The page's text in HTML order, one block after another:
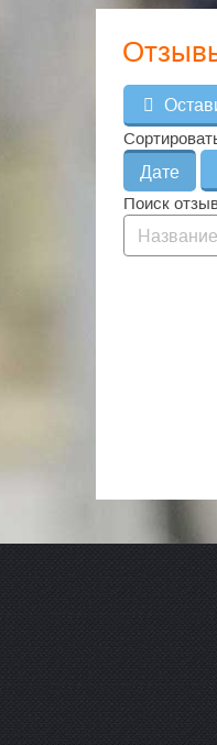
Дате
Поиск